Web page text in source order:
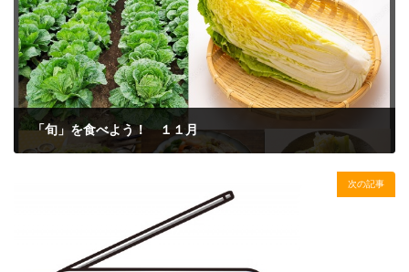
「旬」を食べよう！ １１月
次の記事